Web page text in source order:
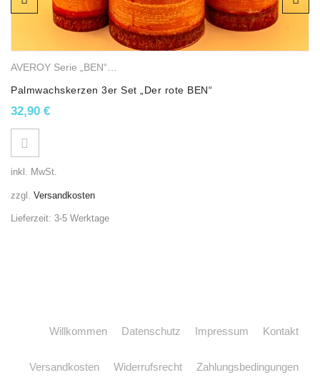
Palmwachskerzen 3er Set „Der rote BEN“
32,90 €
inkl. MwSt.
zzgl. Versandkosten
Lieferzeit: 3-5 Werktage
Willkommen Datenschutz Impressum Kontakt
Versandkosten Widerrufsrecht Zahlungsbedingungen